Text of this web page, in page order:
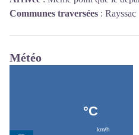
Communes traversées : Rayssac
Météo